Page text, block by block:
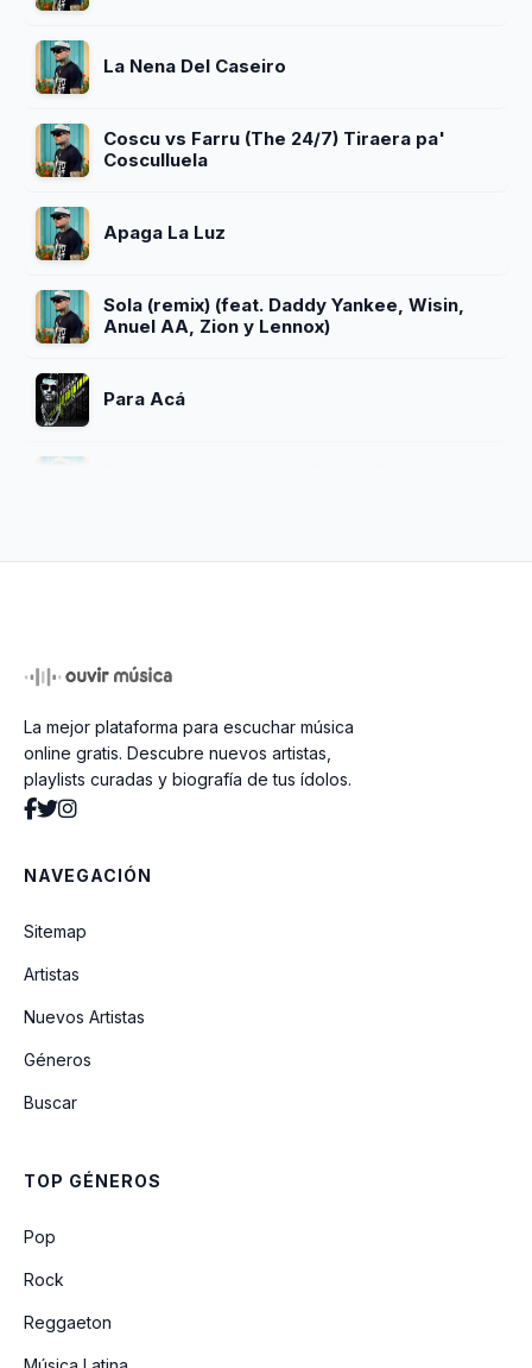
La Nena Del Caseiro
Coscu vs Farru (The 24/7) Tiraera pa'
Cosculluela
Apaga La Luz
Sola (remix) (feat. Daddy Yankee, Wisin,
Anuel AA, Zion y Lennox)
Para Acá
Te Vas Conmigo
Tentandome
CANAIMA (feat. Louis BPM y Sinfónica
Benny Benni y Bryant Myers)
Ñengo Flow)
La mejor plataforma para escuchar música
online gratis. Descubre nuevos artistas,
playlists curadas y biografía de tus ídolos.
NAVEGACIÓN
Sitemap
Artistas
Nuevos Artistas
Géneros
Buscar
TOP GÉNEROS
Pop
Rock
Reggaeton